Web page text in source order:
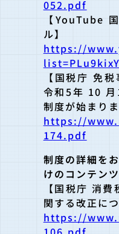
052.pdf
【YouTube
ル】
https://
【国税庁 免
令和5年 10 月
制度が始まりま
https://
174.pdf
制度の詳細を
けのコンテンツ
【国税庁 消
関する改正につ
https://